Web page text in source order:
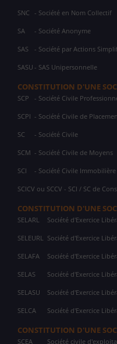
SNC - Société en Nom Collectif
SA - Société Anonyme
SAS - Société par Actions
SASU - SAS Unipersonnelle
CONSTITUTION D'UNE
SCP - Société Civile
SCPI - Société Civile de
SC - Société Civile
SCM - Société Civile de Moyens
SCI - Société Civile Immobilière
SCICV ou SCCV - SCI / SC de
CONSTITUTION D'UNE
SELARL Société d'Exercice
SELEURL Société d'Exercice
SELAFA Société d'Exercice
SELAS Société d'Exercice
SELASU Société d'Exercice
SELCA Société d'Exercice
CONSTITUTION D'UNE
SCEA Société civile